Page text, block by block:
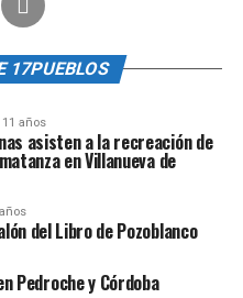
17PUEBLOS
años
asisten a la recreación de
en Villanueva de
del Libro de Pozoblanco
Pedroche y Córdoba